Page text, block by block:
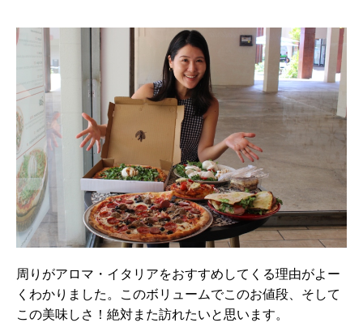
周りがアロマ・イタリアをおすすめしてくる理由がよー
くわかりました。このボリュームでこのお値段、そして
この美味しさ！絶対また訪れたいと思います。